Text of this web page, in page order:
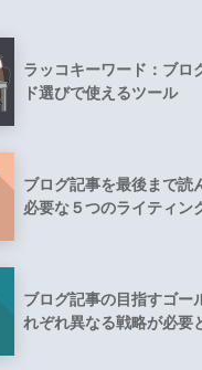
ラッコキーワード：ブロ
ド選びで使えるツール
ブログ記事を最後まで読
必要な５つのライティン
ブログ記事の目指すゴー
れぞれ異なる戦略が必要